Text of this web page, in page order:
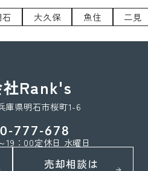
石 大久保 魚住 二見
Rank's
県明石市桜町1-6
777-678
19：00定休日 水曜日
売却相談は